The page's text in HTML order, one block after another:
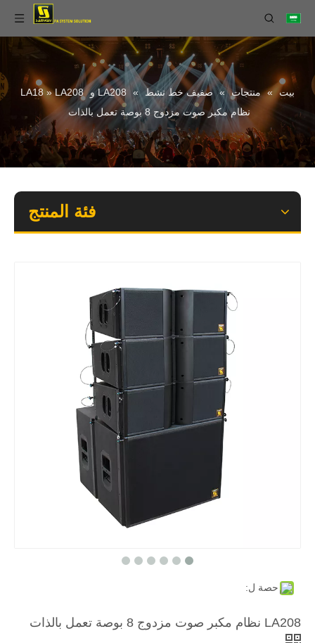
بيت » منتجات » صفيف خط نشط » LA208 و LA18 »LA208
نظام مكبر صوت مزدوج 8 بوصة تعمل بالذات
فئة المنتج
حصة ل:
LA208 نظام مكبر صوت مزدوج 8 بوصة تعمل بالذات